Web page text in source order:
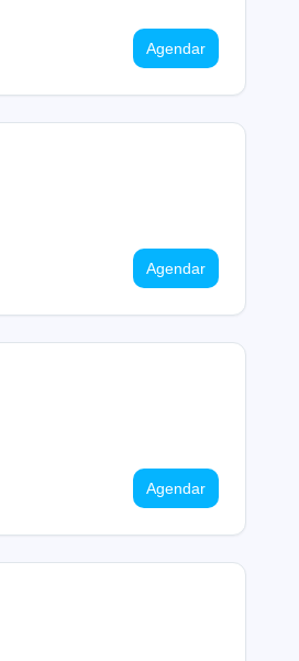
Agendar
Agendar
Agendar